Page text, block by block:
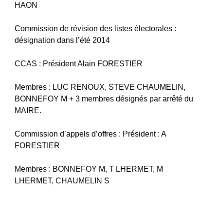
HAON
Commission de révision des listes électorales :
désignation dans l’été 2014
CCAS : Président Alain FORESTIER
Membres : LUC RENOUX, STEVE CHAUMELIN,
BONNEFOY M + 3 membres désignés par arrêté du
MAIRE.
Commission d’appels d’offres : Président : A
FORESTIER
Membres : BONNEFOY M, T LHERMET, M
LHERMET, CHAUMELIN S